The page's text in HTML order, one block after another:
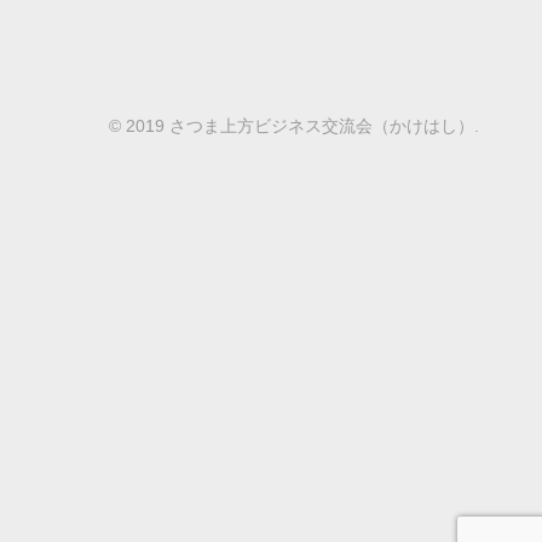
© 2019 さつま上方ビジネス交流会（かけはし）.